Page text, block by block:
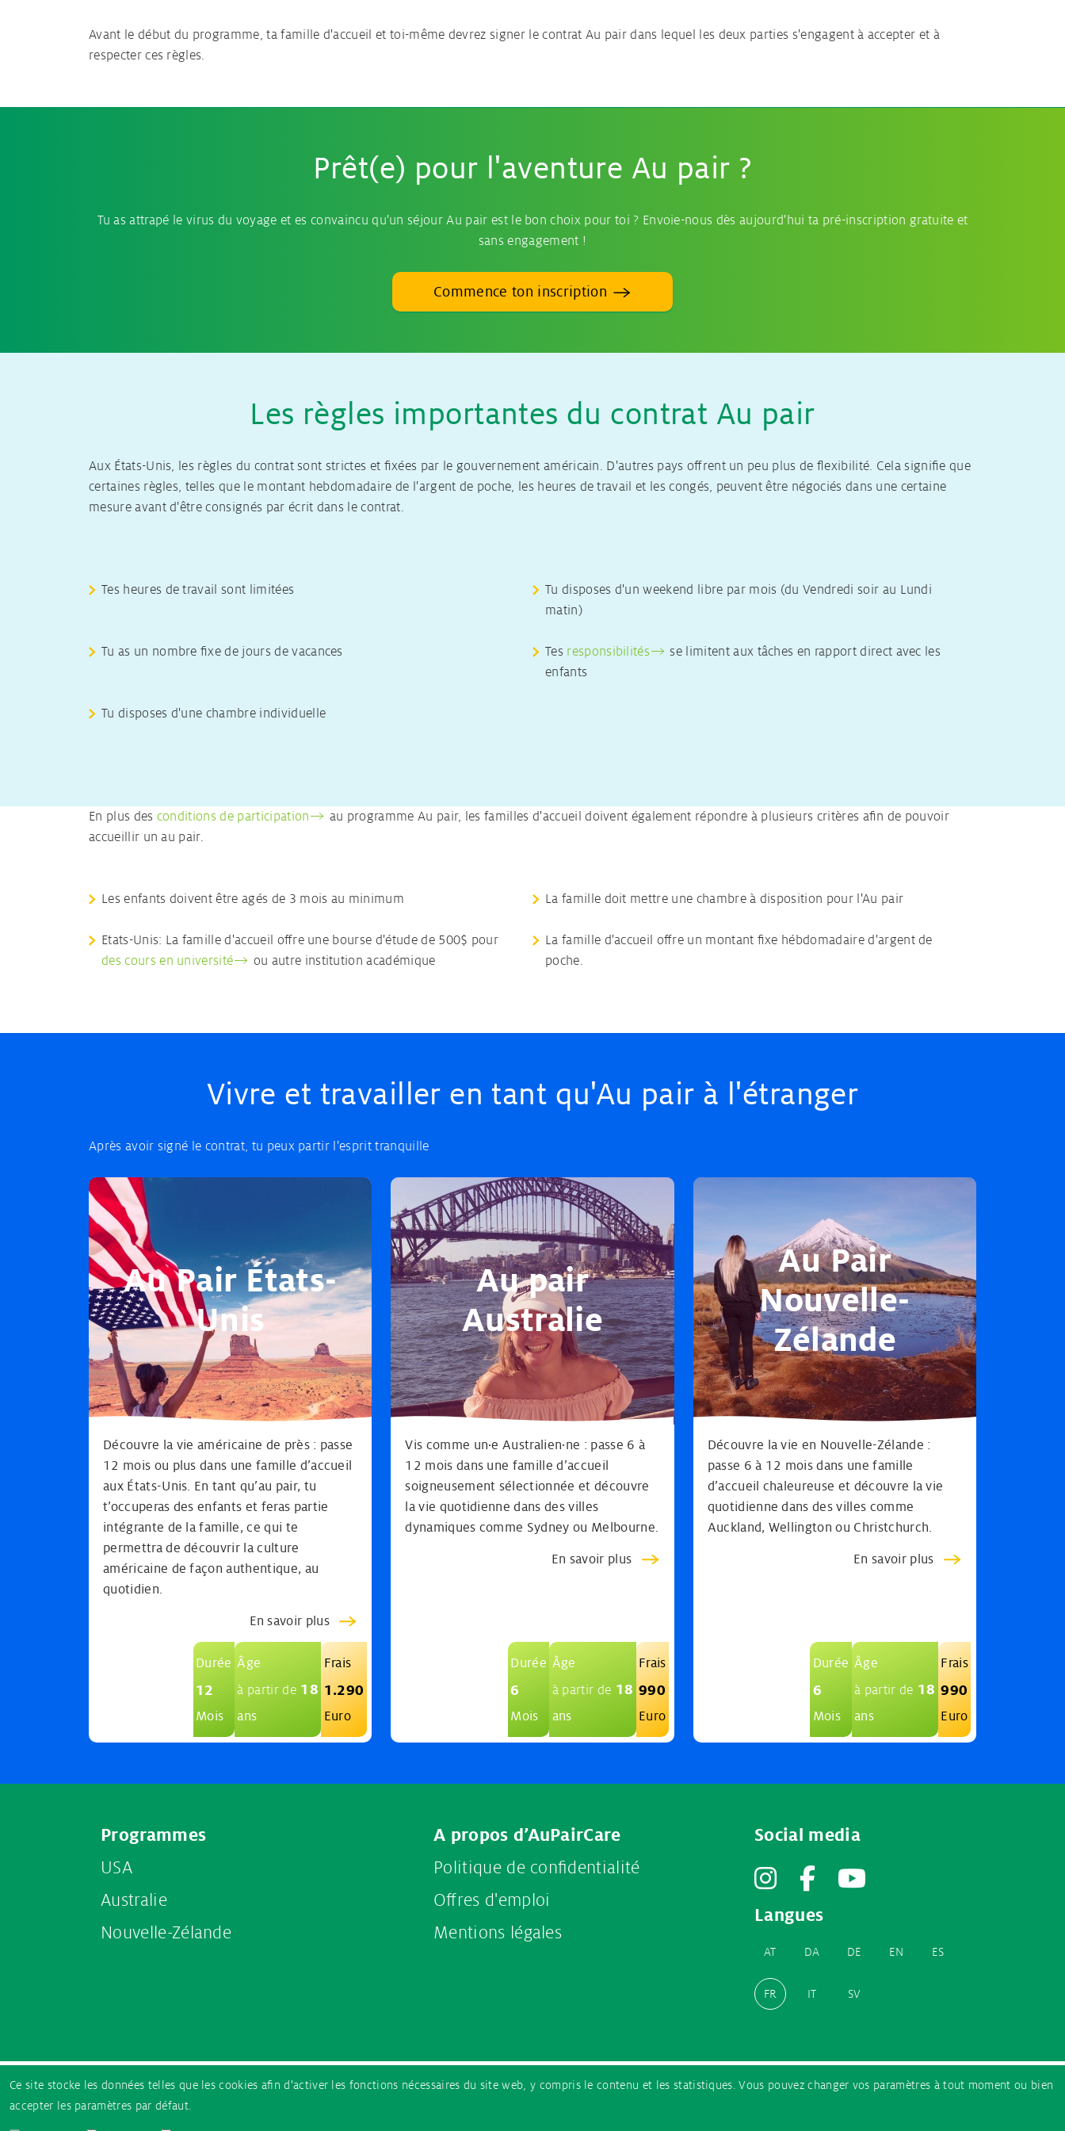
Ce site stocke les données telles que les cookies afin d'activer les fonctions nécessaires du site web, y compris le contenu et les statistiques. Vous pouvez changer vos paramètres à tout moment ou bien
accepter les paramètres par défaut.
Avant le début du programme, ta famille d'accueil et toi-même devrez signer le contrat Au pair dans lequel les deux parties s'engagent à accepter et à
respecter ces règles.
Prêt(e) pour l'aventure Au pair ?
Tu as attrapé le virus du voyage et es convaincu qu'un séjour Au pair est le bon choix pour toi ? Envoie-nous dès aujourd'hui ta pré-inscription gratuite et
sans engagement !
Commence ton inscription
Les règles importantes du contrat Au pair
Aux États-Unis, les règles du contrat sont strictes et fixées par le gouvernement américain. D'autres pays offrent un peu plus de flexibilité. Cela signifie que
certaines règles, telles que le montant hebdomadaire de l'argent de poche, les heures de travail et les congés, peuvent être négociés dans une certaine
mesure avant d'être consignés par écrit dans le contrat.
Tes heures de travail sont limitées
Tu disposes d'un weekend libre par mois (du Vendredi soir au Lundi
matin)
Tu as un nombre fixe de jours de vacances Tes responsibilités
se limitent aux tâches en rapport direct avec les
enfants
Tu disposes d'une chambre individuelle
En plus des conditions de participation
au programme Au pair, les familles d'accueil doivent également répondre à plusieurs critères afin de pouvoir
accueillir un au pair.
Les enfants doivent être agés de 3 mois au minimum La famille doit mettre une chambre à disposition pour l'Au pair
Etats-Unis: La famille d'accueil offre une bourse d'étude de 500$ pour
des cours en université
ou autre institution académique
La famille d'accueil offre un montant fixe hébdomadaire d'argent de
poche.
Vivre et travailler en tant qu'Au pair à l'étranger
Après avoir signé le contrat, tu peux partir l'esprit tranquille
Au Pair États-
Unis
Découvre la vie américaine de près : passe
12 mois ou plus dans une famille d’accueil
aux États-Unis. En tant qu’au pair, tu
t’occuperas des enfants et feras partie
intégrante de la famille, ce qui te
permettra de découvrir la culture
américaine de façon authentique, au
quotidien.
En savoir plus
Durée
12
Mois
Âge
à partir de18
ans
Frais
1.290
Euro
Au pair
Australie
Vis comme un·e Australien·ne : passe 6 à
12 mois dans une famille d’accueil
soigneusement sélectionnée et découvre
la vie quotidienne dans des villes
dynamiques comme Sydney ou Melbourne.
En savoir plus
Durée
6
Mois
Âge
à partir de 18
ans
Frais
990
Euro
Au Pair
Nouvelle-
Zélande
Découvre la vie en Nouvelle-Zélande :
passe 6 à 12 mois dans une famille
d’accueil chaleureuse et découvre la vie
quotidienne dans des villes comme
Auckland, Wellington ou Christchurch.
En savoir plus
Durée
6
Mois
Âge
à partir de 18
ans
Frais
990
Euro
Footer
Programmes
USA
Australie
Nouvelle-Zélande
A propos d’AuPairCare
Politique de confidentialité
Offres d'emploi
Mentions légales
Social media
Instagram
Facebook
YouTube
Langues
AT DA DE EN ES
FR IT SV
Partner
logos